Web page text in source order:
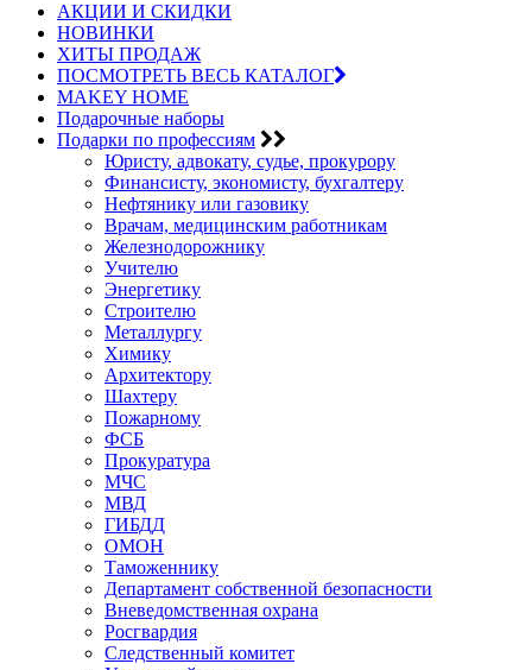
АКЦИИ И СКИДКИ
НОВИНКИ
ХИТЫ ПРОДАЖ
ПОСМОТРЕТЬ ВЕСЬ КАТАЛОГ
MAKEY HOME
Подарочные наборы
Подарки по профессиям
Юристу, адвокату, судье, прокурору
Финансисту, экономисту, бухгалтеру
Нефтянику или газовику
Врачам, медицинским работникам
Железнодорожнику
Учителю
Энергетику
Строителю
Металлургу
Химику
Архитектору
Шахтеру
Пожарному
ФСБ
Прокуратура
МЧС
МВД
ГИБДД
ОМОН
Таможеннику
Департамент собственной безопасности
Вневедомственная охрана
Росгвардия
Следственный комитет